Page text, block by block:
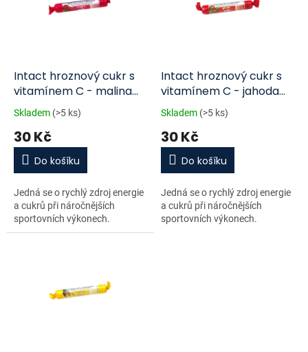
ů
d
u
Intact hroznový cukr s
vitamínem C - malina
40g
Skladem (>5 ks)
30 Kč
Do košíku
Jedná se o rychlý zdroj energie
a cukrů při náročnějších
sportovních výkonech.
Intact hroznový cukr s
vitamínem C - jahoda
40g
Skladem (>5 ks)
30 Kč
Do košíku
Jedná se o rychlý zdroj energie
a cukrů při náročnějších
sportovních výkonech.